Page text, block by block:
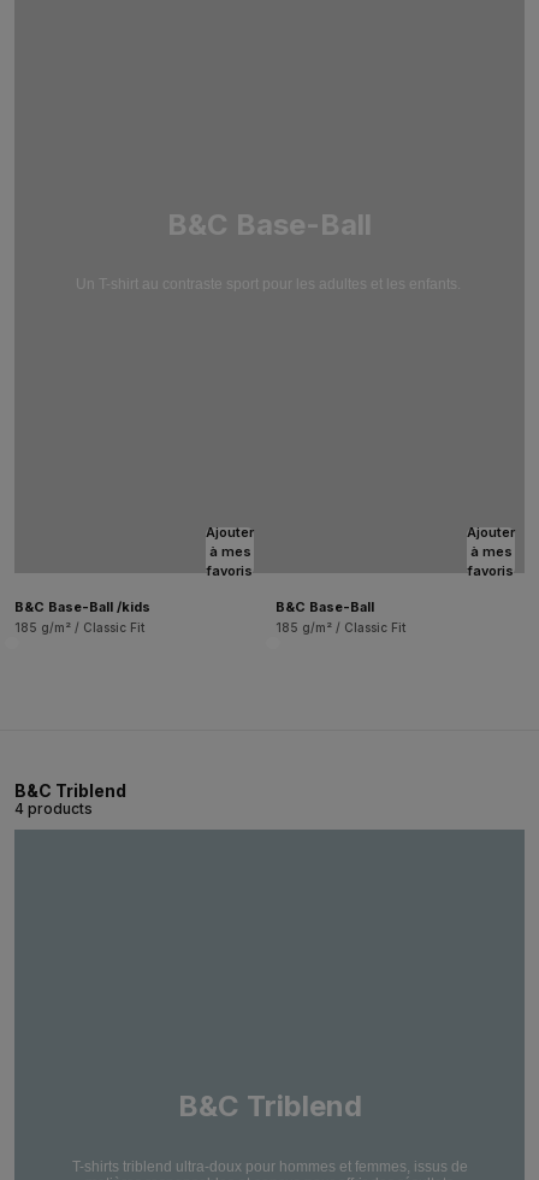
B&C Base-Ball
Un T-shirt au contraste sport pour les adultes et les enfants.
Ajouter
à mes
favoris
B&C Base-Ball /kids
185 g/m² / Classic Fit
Ajouter
à mes
favoris
B&C Base-Ball
185 g/m² / Classic Fit
B&C Triblend
4 products
B&C Triblend
T-shirts triblend ultra-doux pour hommes et femmes, issus de